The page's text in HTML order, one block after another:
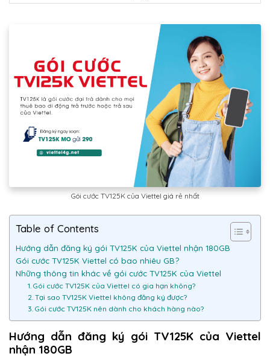
Gói cước TV125K của Viettel giá rẻ nhất
Table of Contents
Hướng dẫn đăng ký gói TV125K của Viettel nhận 180GB
Gói cước TV125K Viettel có bao nhiêu GB?
Những thông tin khác về gói cước TV125K của Viettel
1. Gói cước TV125K của Viettel có gia hạn không?
2. Tại sao TV125K Viettel không đăng ký được?
3. Gói cước TV125K nên dành cho khách hàng nào?
Hướng dẫn đăng ký gói TV125K của Viettel
nhận 180GB